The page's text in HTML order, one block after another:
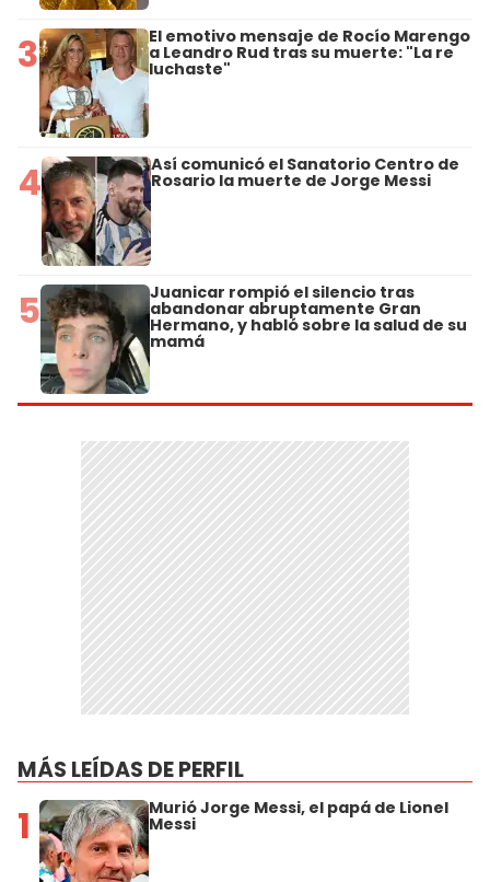
3 El emotivo mensaje de Rocío Marengo
a Leandro Rud tras su muerte: "La re
luchaste"
4 Así comunicó el Sanatorio Centro de
Rosario la muerte de Jorge Messi
5 Juanicar rompió el silencio tras
abandonar abruptamente Gran
Hermano, y habló sobre la salud de su
mamá
MÁS LEÍDAS DE PERFIL
1 Murió Jorge Messi, el papá de Lionel
Messi